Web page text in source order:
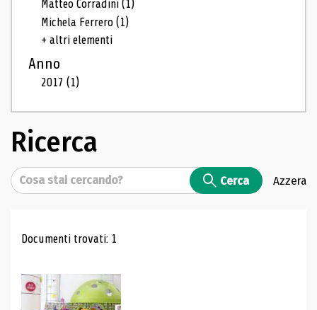
Matteo Corradini(1)
Michela Ferrero(1)
+ altri elementi
Anno
2017(1)
Ricerca
Cerca Cerca Azzera
Risultati di ricerca
Documenti trovati: 1